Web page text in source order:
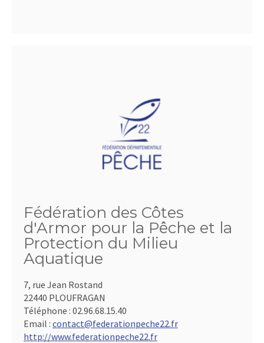
Fédération des Côtes
d'Armor pour la Pêche et la
Protection du Milieu
Aquatique
7, rue Jean Rostand
22440 PLOUFRAGAN
Téléphone : 02.96.68.15.40
Email : contact@federationpeche22.fr
http://www.federationpeche22.fr